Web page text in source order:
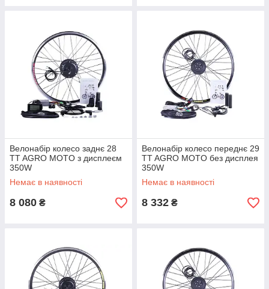
Велонабір колесо заднє 28
TT AGRO MOTO з дисплеєм
350W
Немає в наявності
8 080 ₴
Велонабір колесо переднє 29
TT AGRO MOTO без дисплея
350W
Немає в наявності
8 332 ₴